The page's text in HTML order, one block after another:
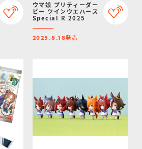
ウマ娘 プリティーダー
ビー ツインウエハース
Special R 2025
2025.8.18発売